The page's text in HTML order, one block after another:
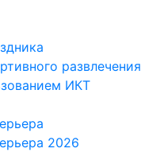
развлечения
ИКТ
2026